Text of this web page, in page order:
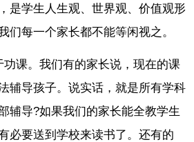
是学生人生观、世界观、价值观形
们每一个家长都不能等闲视之。
功课。我们有的家长说，现在的课
辅导孩子。说实话，就是所有学科
辅导?如果我们的家长能全教学生
必要送到学校来读书了。还有的